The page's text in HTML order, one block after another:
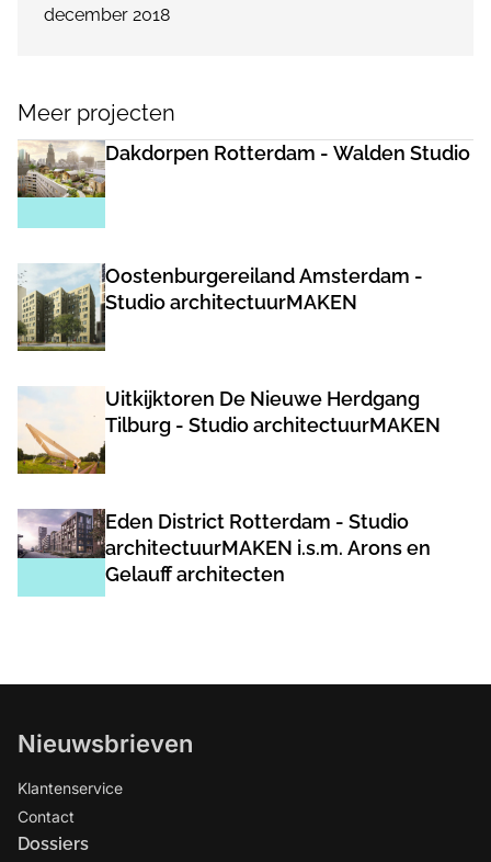
december 2018
Meer projecten
Dakdorpen Rotterdam - Walden Studio
Oostenburgereiland Amsterdam -
Studio architectuurMAKEN
Uitkijktoren De Nieuwe Herdgang
Tilburg - Studio architectuurMAKEN
Eden District Rotterdam - Studio
architectuurMAKEN i.s.m. Arons en
Gelauff architecten
Nieuwsbrieven
Klantenservice
Contact
Dossiers